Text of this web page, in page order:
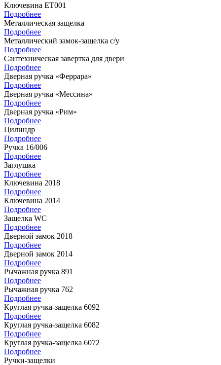
Ключевина ET001
Подробнее
Металлическая защелка
Подробнее
Металлический замок-защелка с/у
Подробнее
Сантехническая завертка для двери
Подробнее
Дверная ручка «Феррара»
Подробнее
Дверная ручка «Мессина»
Подробнее
Дверная ручка «Рим»
Подробнее
Цилиндр
Подробнее
Ручка 16/006
Подробнее
Заглушка
Подробнее
Ключевина 2018
Подробнее
Ключевина 2014
Подробнее
Защелка WC
Подробнее
Дверной замок 2018
Подробнее
Дверной замок 2014
Подробнее
Рычажная ручка 891
Подробнее
Рычажная ручка 762
Подробнее
Круглая ручка-защелка 6092
Подробнее
Круглая ручка-защелка 6082
Подробнее
Круглая ручка-защелка 6072
Подробнее
Ручки-защелки